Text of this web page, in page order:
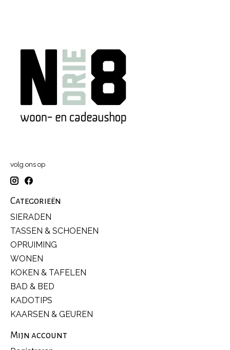
volg ons op
Categorieën
SIERADEN
TASSEN & SCHOENEN
OPRUIMING
WONEN
KOKEN & TAFELEN
BAD & BED
KADOTIPS
KAARSEN & GEUREN
Mijn account